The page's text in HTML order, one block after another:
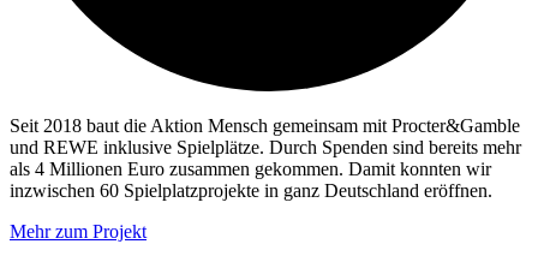
Seit 2018 baut die Aktion Mensch gemeinsam mit Procter&Gamble
und REWE inklusive Spielplätze. Durch Spenden sind bereits mehr
als 4 Millionen Euro zusammen gekommen. Damit konnten wir
inzwischen 60 Spielplatz­projekte in ganz Deutschland eröffnen.
Mehr zum Projekt